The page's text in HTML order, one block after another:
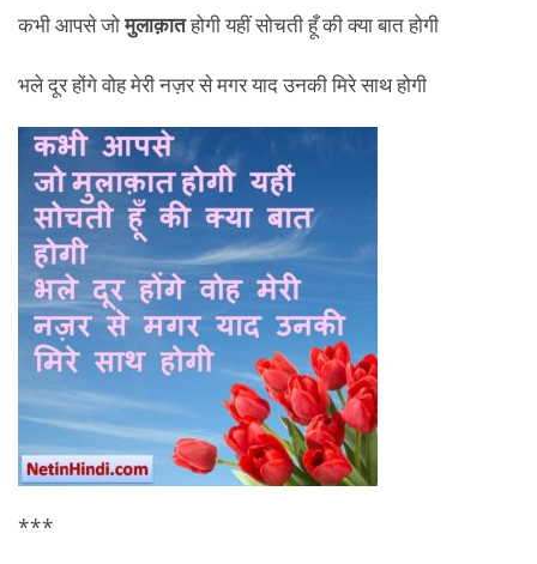
कभी आपसे जोमुलाक़ातहोगी यहीं सोचती हूँ की क्या बात होगी
भले दूर होंगे वोह मेरी नज़र से मगर याद उनकी मिरे साथ होगी
***